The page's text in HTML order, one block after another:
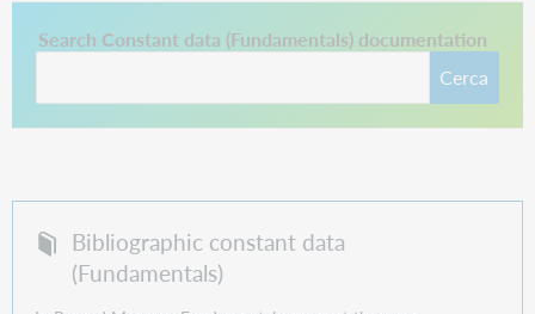
Search Constant data (Fundamentals) documentation
Cerca
Questo collegamento si apre in una nuova scheda.
Bibliographic constant data
(Fundamentals)